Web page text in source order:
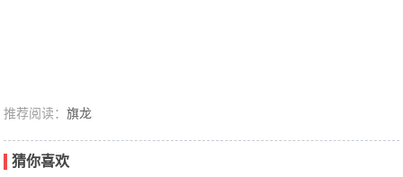
推荐阅读：旗龙
猜你喜欢